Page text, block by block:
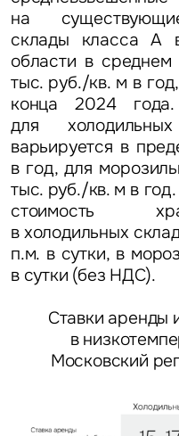
на
склады класса А
области в
тыс. руб./кв. м в
конца 2024
для
варьируется в
в год, для
тыс. руб./кв. м в
стоимость
в холодильных
п.м. в сутки, в
в сутки (без НДС).
Ставки аренды
в
Московский